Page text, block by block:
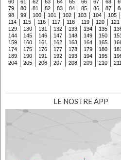
60 61 62 63 64 65 66 67 68
79
80 81 82 83 84 85 86 87
98
99 100 101 102 103 104 105
114
115 116 117 118 119 120 121
129
130 131 132 133 134 135
144
145 146 147 148 149 150 151
159
160 161 162 163 164 165
174
175 176 177 178 179 180 181
189
190 191 192 193 194 195
204
205 206 207 208 209 210 211
LE NOSTRE APP